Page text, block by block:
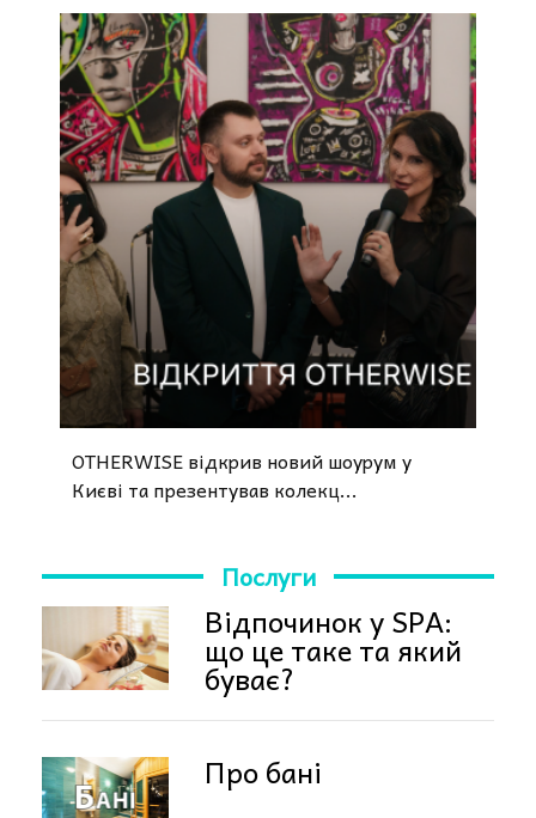
OTHERWISE відкрив новий шоурум у
Києві та презентував колекц...
Послуги
Відпочинок у SPA:
що це таке та який
буває?
Про бані